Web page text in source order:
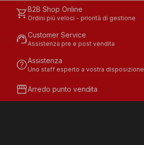
shopping_cartB2B Shop Online
Ordini più veloci - priorità di gestione
support_agentCustomer Service
Assistenza pre e post vendita
helpAssistenza
Uno staff esperto a vostra disposizione
storefrontArredo punto vendita